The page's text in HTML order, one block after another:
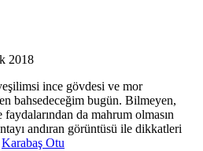
2018
ince gövdesi ve mor
bahsedeceğim bugün. Bilmeyen,
faydalarından da mahrum olmasın
andıran görüntüsü ile dikkatleri
Karabaş Otu